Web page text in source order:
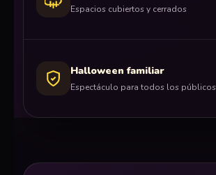
Espacios cubiertos y cerrados
Halloween familiar
Espectáculo para todos los públicos